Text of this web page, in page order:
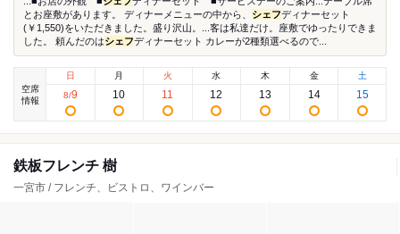
とお座敷があります。 ディナーメニューの中から、 シェフディナーセット
(￥1,550)をいただきました。盛り沢山。...客は私達だけ。座敷でゆったりできま
した。 頼んだのはシェフディナーセット カレーが2種類選べるので...
空席
情報
日
8/9
月
10
火
11
水
12
木
13
金
14
土
15
鉄板フレンチ 樹
一宮市 / フレンチ、ビストロ、ワインバー